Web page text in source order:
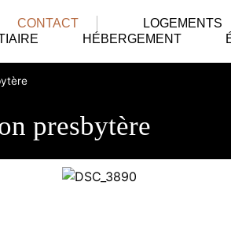
CONTACT LOGEMENTS
HÉBERGEMENT
presbytère